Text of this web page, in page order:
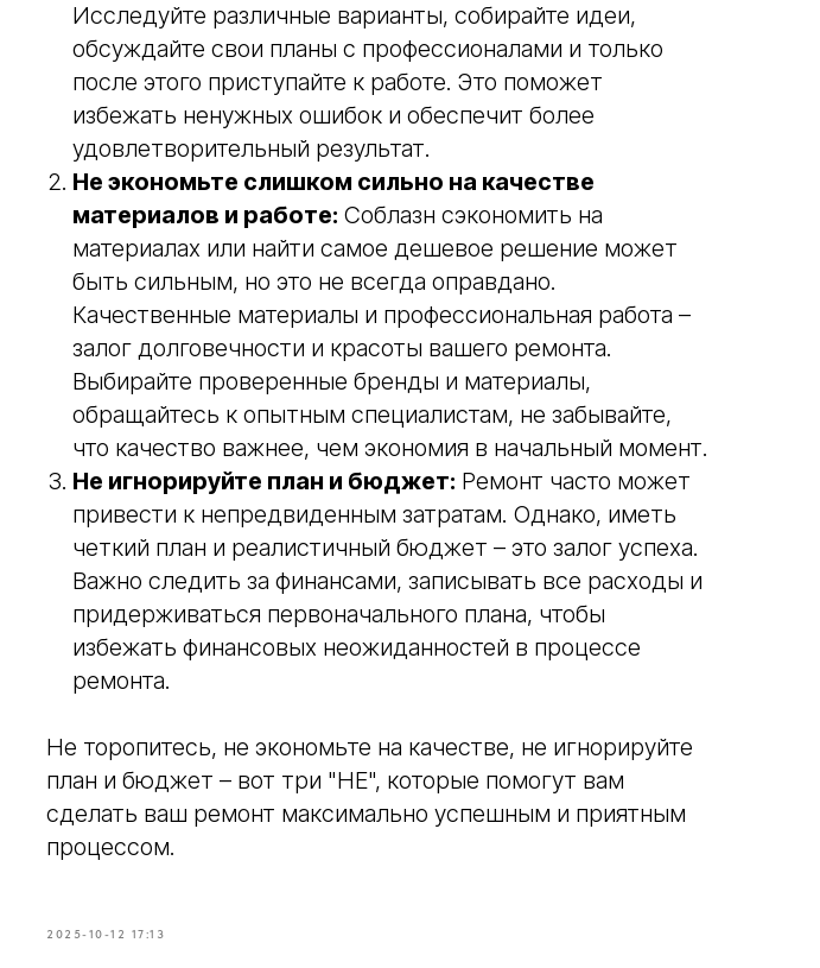
Исследуйте различные варианты, собирайте идеи,
обсуждайте свои планы с профессионалами и только
после этого приступайте к работе. Это поможет
избежать ненужных ошибок и обеспечит более
удовлетворительный результат.
Не экономьте слишком сильно на качестве
материалов и работе: Соблазн сэкономить на
материалах или найти самое дешевое решение может
быть сильным, но это не всегда оправдано.
Качественные материалы и профессиональная работа –
залог долговечности и красоты вашего ремонта.
Выбирайте проверенные бренды и материалы,
обращайтесь к опытным специалистам, не забывайте,
что качество важнее, чем экономия в начальный момент.
Не игнорируйте план и бюджет: Ремонт часто может
привести к непредвиденным затратам. Однако, иметь
четкий план и реалистичный бюджет – это залог успеха.
Важно следить за финансами, записывать все расходы и
придерживаться первоначального плана, чтобы
избежать финансовых неожиданностей в процессе
ремонта.
Не торопитесь, не экономьте на качестве, не игнорируйте
план и бюджет – вот три "НЕ", которые помогут вам
сделать ваш ремонт максимально успешным и приятным
процессом.
2025-10-12 17:13